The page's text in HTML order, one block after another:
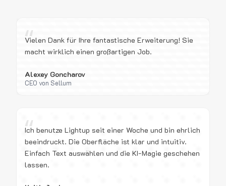
“
Vielen Dank für Ihre fantastische Erweiterung! Sie
macht wirklich einen großartigen Job.
Alexey Goncharov
CEO von Sellum
“
Ich benutze Lightup seit einer Woche und bin ehrlich
beeindruckt. Die Oberfläche ist klar und intuitiv.
Einfach Text auswählen und die KI-Magie geschehen
lassen.